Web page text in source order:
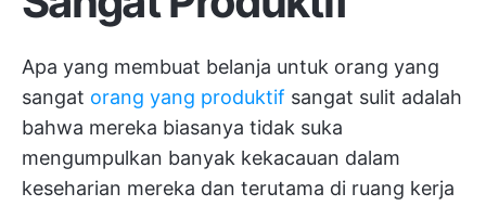
Apa yang membuat belanja untuk orang yang
sangat orang yang produktif sangat sulit adalah
bahwa mereka biasanya tidak suka
mengumpulkan banyak kekacauan dalam
keseharian mereka dan terutama di ruang kerja